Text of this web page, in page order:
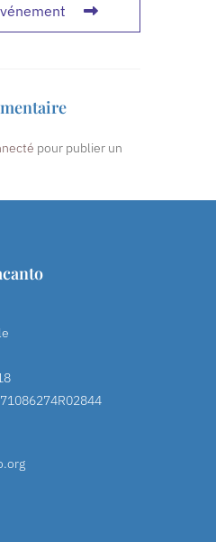
pour publier un